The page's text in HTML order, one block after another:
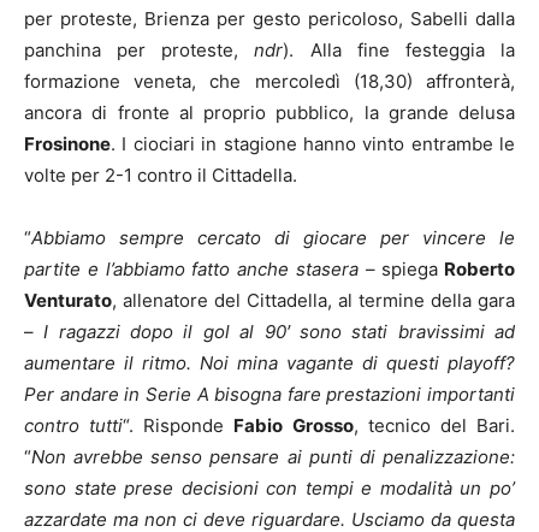
per proteste, Brienza per gesto pericoloso, Sabelli dalla
panchina per proteste,ndr). Alla fine festeggia la
formazione veneta, che mercoledì (18,30) affronterà,
ancora di fronte al proprio pubblico, la grande delusa
Frosinone. I ciociari in stagione hanno vinto entrambe le
volte per 2-1 contro il Cittadella.
“Abbiamo sempre cercato di giocare per vincere le
partite e l’abbiamo fatto anche stasera– spiega Roberto
Venturato, allenatore del Cittadella, al termine della gara
–I ragazzi dopo il gol al 90′ sono stati bravissimi ad
aumentare il ritmo. Noi mina vagante di questi playoff?
Per andare in Serie A bisogna fare prestazioni importanti
contro tutti“. Risponde Fabio Grosso, tecnico del Bari.
“Non avrebbe senso pensare ai punti di penalizzazione:
sono state prese decisioni con tempi e modalità un po’
azzardate ma non ci deve riguardare. Usciamo da questa